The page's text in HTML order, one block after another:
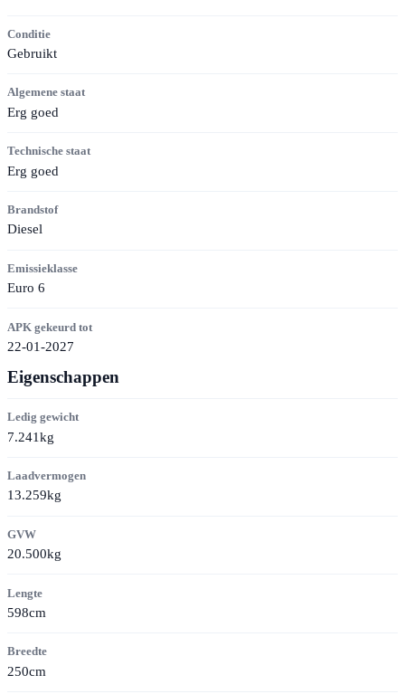
Conditie
Gebruikt
Algemene staat
Erg goed
Technische staat
Erg goed
Brandstof
Diesel
Emissieklasse
Euro 6
APK gekeurd tot
22-01-2027
Eigenschappen
Ledig gewicht
7.241kg
Laadvermogen
13.259kg
GVW
20.500kg
Lengte
598cm
Breedte
250cm